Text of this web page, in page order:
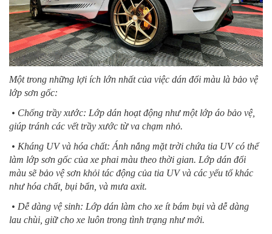
Một trong những lợi ích lớn nhất của việc dán đổi màu là bảo vệ
lớp sơn gốc:
• Chống trầy xước: Lớp dán hoạt động như một lớp áo bảo vệ,
giúp tránh các vết trầy xước từ va chạm nhỏ.
• Kháng UV và hóa chất: Ánh nắng mặt trời chứa tia UV có thể
làm lớp sơn gốc của xe phai màu theo thời gian. Lớp dán đổi
màu sẽ bảo vệ sơn khỏi tác động của tia UV và các yếu tố khác
như hóa chất, bụi bẩn, và mưa axit.
• Dễ dàng vệ sinh: Lớp dán làm cho xe ít bám bụi và dễ dàng
lau chùi, giữ cho xe luôn trong tình trạng như mới.